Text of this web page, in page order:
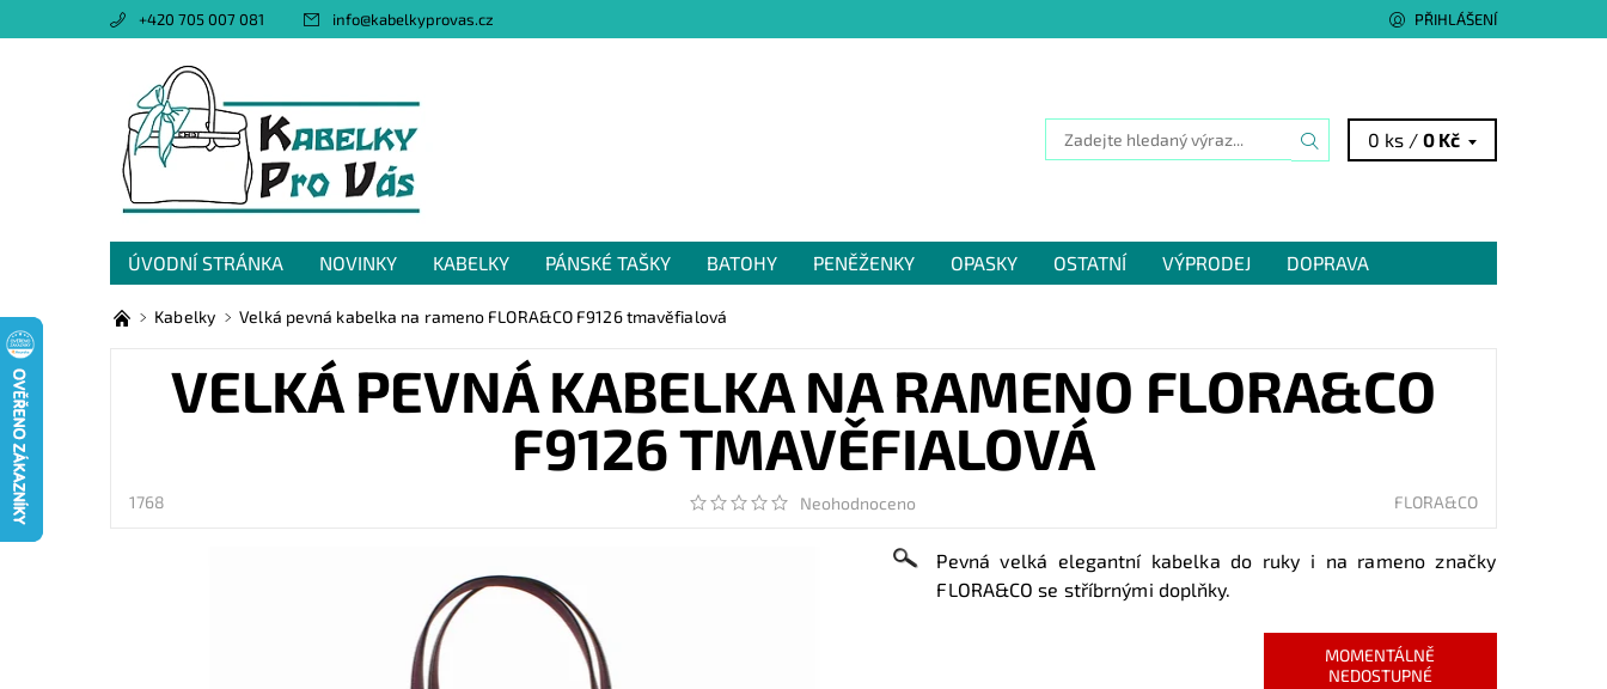
+420 705 007 081 info@kabelkyprovas.cz PŘIHLÁŠENÍ
0 ks /0 Kč
ÚVODNÍ STRÁNKA NOVINKY KABELKY PÁNSKÉ TAŠKY BATOHY PENĚŽENKY OPASKY OSTATNÍ VÝPRODEJ
DOPRAVA
OBCHODNÍ PODMÍNKY
GDPR NAPIŠTE NÁM
Kabelky Velká pevná kabelka na rameno FLORA&CO F9126 tmavěfialová
VELKÁ PEVNÁ KABELKA NA RAMENO FLORA&CO
F9126 TMAVĚFIALOVÁ
1768 Neohodnoceno FLORA&CO
Pevná velká elegantní kabelka do ruky i na rameno značky
FLORA&CO se stříbrnými doplňky.
MOMENTÁLNĚ
NEDOSTUPNÉ